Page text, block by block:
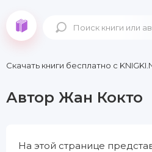
Скачать книги бесплатно c
Автор Жан Кокто
На этой странице